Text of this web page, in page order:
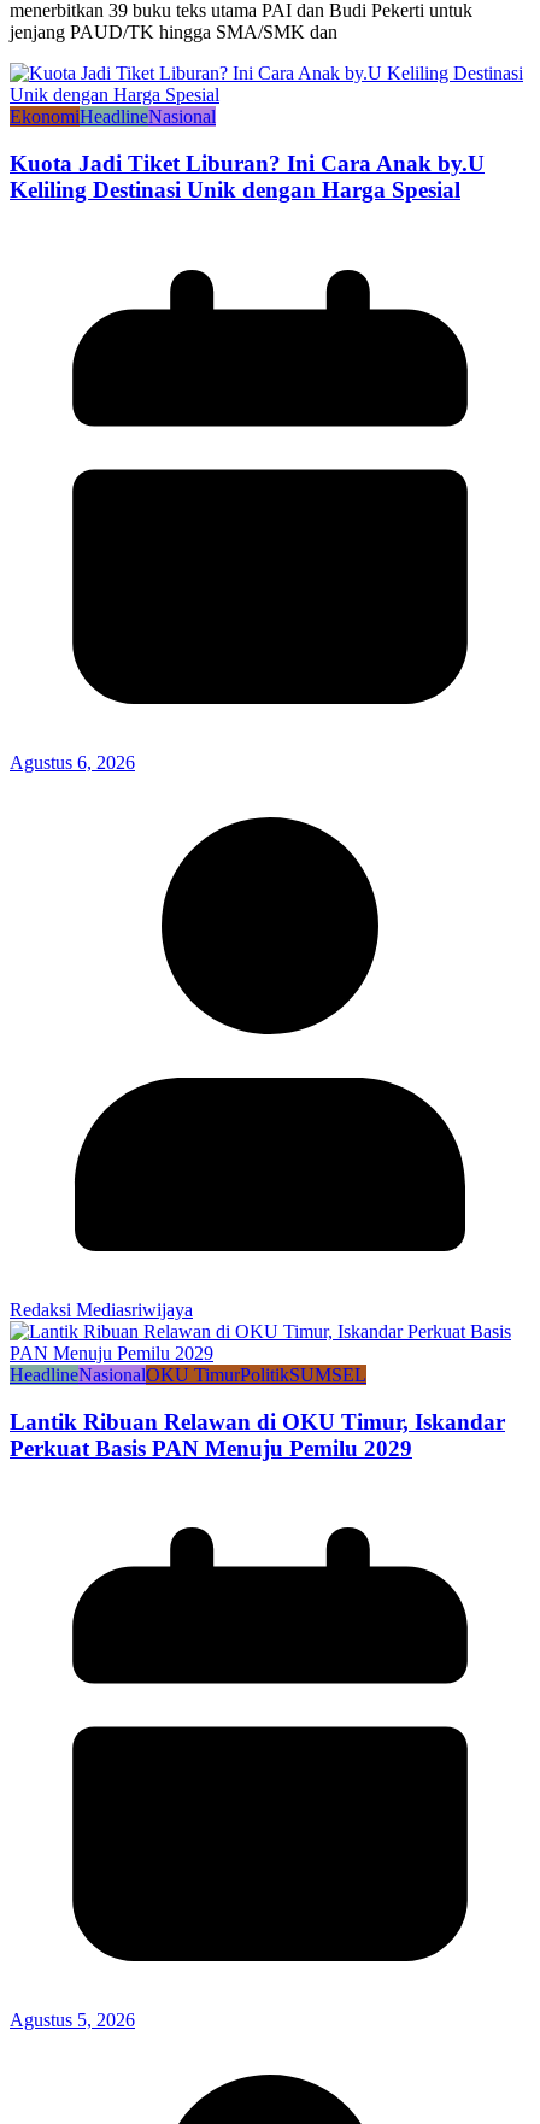
menerbitkan 39 buku teks utama PAI dan Budi Pekerti untuk
jenjang PAUD/TK hingga SMA/SMK dan
EkonomiHeadlineNasional
Kuota Jadi Tiket Liburan? Ini Cara Anak by.U
Keliling Destinasi Unik dengan Harga Spesial
Agustus 6, 2026
Redaksi Mediasriwijaya
HeadlineNasionalOKU TimurPolitikSUMSEL
Lantik Ribuan Relawan di OKU Timur, Iskandar
Perkuat Basis PAN Menuju Pemilu 2029
Agustus 5, 2026